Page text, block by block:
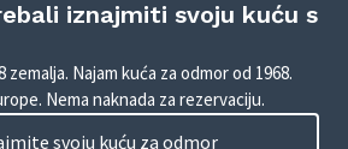
iznajmiti svoju kuću s
zemalja. Najam kuća za odmor od 1968.
Nema naknada za rezervaciju.
svoju kuću za odmor